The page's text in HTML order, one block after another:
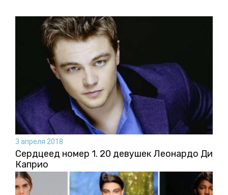
3 апреля 2018
Сердцеед номер 1. 20 девушек Леонардо Ди
Каприо